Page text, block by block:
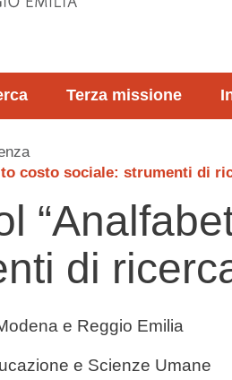
Terza missione
costo sociale: strumenti di
di
e Reggio Emilia
e Scienze Umane